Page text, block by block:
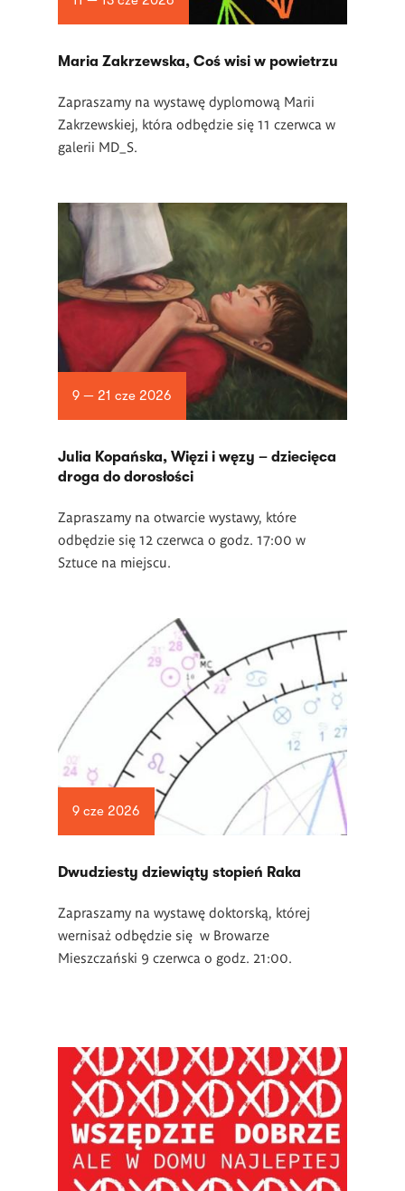
Maria Zakrzewska, Coś wisi w powietrzu
Zapraszamy na wystawę dyplomową Marii
Zakrzewskiej, która odbędzie się 11 czerwca w
galerii MD_S.
9 — 21 cze 2026
Julia Kopańska, Więzi i węzy – dziecięca
droga do dorosłości
Zapraszamy na otwarcie wystawy, które
odbędzie się 12 czerwca o godz. 17:00 w
Sztuce na miejscu.
9 cze 2026
Dwudziesty dziewiąty stopień Raka
Zapraszamy na wystawę doktorską, której
wernisaż odbędzie się w Browarze
Mieszczański 9 czerwca o godz. 21:00.